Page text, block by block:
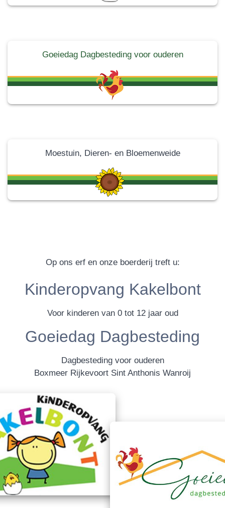
Goeiedag Dagbesteding voor ouderen
Moestuin, Dieren- en Bloemenweide
Op ons erf en onze boerderij treft u:
Kinderopvang Kakelbont
Voor kinderen van 0 tot 12 jaar oud
Goeiedag Dagbesteding
Dagbesteding voor ouderen
Boxmeer Rijkevoort Sint Anthonis Wanroij